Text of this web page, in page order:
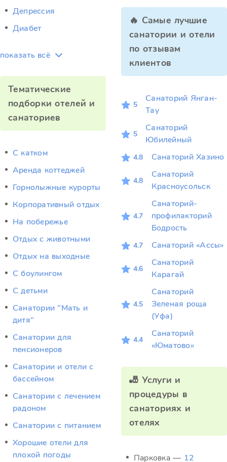
Депрессия
Диабет
показать всё
Тематические
подборки отелей и
санаториев
C катком
Аренда коттеджей
Горнолыжные курорты
Корпоративный отдых
На побережье
Отдых c животными
Отдых на выходные
С боулингом
С детьми
Санатории "Мать и
дитя"
Санатории для
пенсионеров
Санатории и отели с
бассейном
Санатории с лечением
радоном
Санатории с питанием
Хорошие отели для
плохой погоды
🔥 Самые лучшие
санатории и отели
по отзывам
клиентов
5
Санаторий Янган-
Тау
5
Санаторий
Юбилейный
4.8 Санаторий Хазино
4.8
Санаторий
Красноусольск
4.7
Санаторий-
профилакторий
Бодрость
4.7 Санаторий «Ассы»
4.6
Санаторий
Карагай
4.5
Санаторий
Зеленая роща
(Уфа)
4.4
Санаторий
«Юматово»
🎳 Услуги и
процедуры в
санаториях и
отелях
Парковка — 12